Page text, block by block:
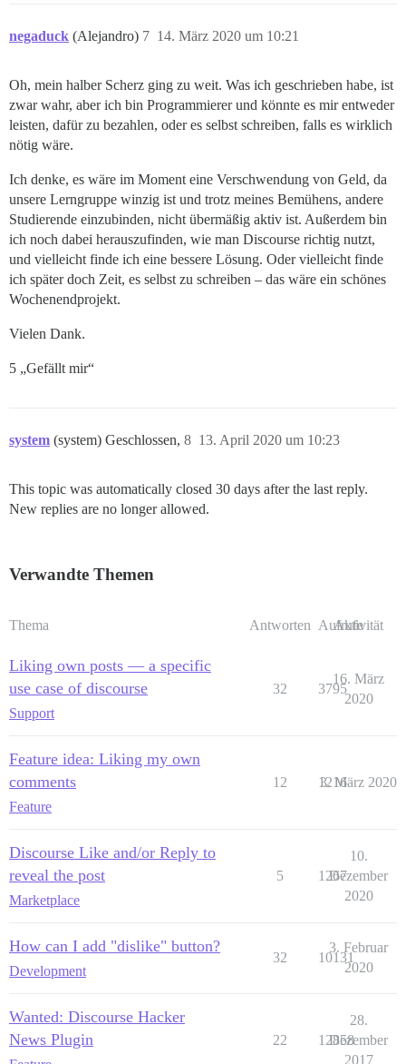
negaduck (Alejandro) 14. März 2020 um 10:21
7
Oh, mein halber Scherz ging zu weit. Was ich geschrieben habe, ist
zwar wahr, aber ich bin Programmierer und könnte es mir entweder
leisten, dafür zu bezahlen, oder es selbst schreiben, falls es wirklich
nötig wäre.
Ich denke, es wäre im Moment eine Verschwendung von Geld, da
unsere Lerngruppe winzig ist und trotz meines Bemühens, andere
Studierende einzubinden, nicht übermäßig aktiv ist. Außerdem bin
ich noch dabei herauszufinden, wie man Discourse richtig nutzt,
und vielleicht finde ich eine bessere Lösung. Oder vielleicht finde
ich später doch Zeit, es selbst zu schreiben – das wäre ein schönes
Wochenendprojekt.
Vielen Dank.
5 „Gefällt mir“
system (system) Geschlossen, 13. April 2020 um 10:23
8
This topic was automatically closed 30 days after the last reply.
New replies are no longer allowed.
Verwandte Themen
Thema Antworten Aufrufe
Aktivität
Liking own posts — a specific
use case of discourse
Support
32 3795
16. März
2020
Feature idea: Liking my own
comments
Feature
12 1216
3. März 2020
Discourse Like and/or Reply to
reveal the post
Marketplace
5 1267
10.
Dezember
2020
How can I add "dislike" button?
Development
32 10131
3. Februar
2020
Wanted: Discourse Hacker
News Plugin
22 12858
28.
Dezember
2017